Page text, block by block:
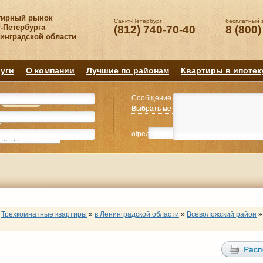
рынок
Петербурга
области
Санкт-Петербург
(812) 740-70-40
бесплатный
8
О компании Лучшие по районам Квартиры в
Комнат
Выбрать метро
от
Комнат
Выбрать метро
Предпочитаемая цена
Сообщение
Трехкомнатные квартиры » в Ленинградской области » Всеволожский район »